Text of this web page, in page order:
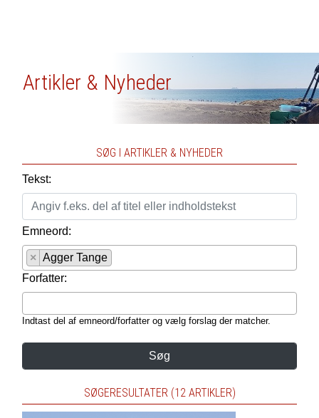
Artikler & Nyheder
SØG I ARTIKLER & NYHEDER
Tekst:
Emneord:
× Agger Tange
Forfatter:
Indtast del af emneord/forfatter og vælg forslag der matcher.
Søg
SØGERESULTATER (12 ARTIKLER)